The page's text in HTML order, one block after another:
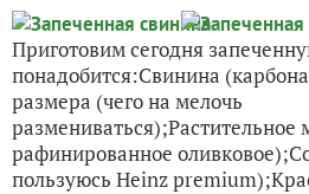
Приготовим сегодня
понадобится:Свинина
размера (чего на мелочь
размениваться);Растительное
рафинированное
пользуюсь Heinz